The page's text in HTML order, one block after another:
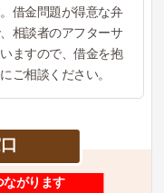
借金問題が得意な弁
相談者のアフターサ
ますので、借金を抱
ご相談ください。
ながります